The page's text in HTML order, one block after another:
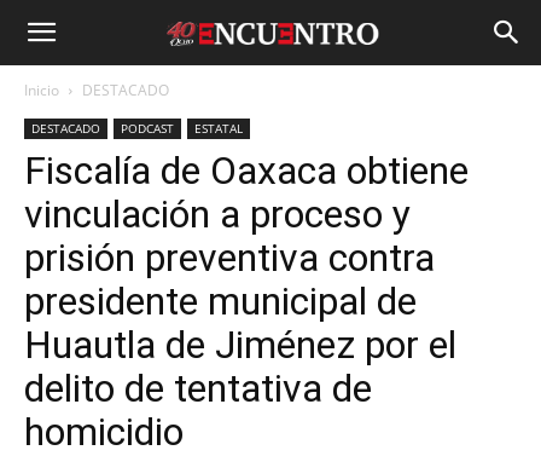
Inicio DESTACADO
DESTACADO PODCAST ESTATAL
Fiscalía de Oaxaca obtiene
vinculación a proceso y
prisión preventiva contra
presidente municipal de
Huautla de Jiménez por el
delito de tentativa de
homicidio